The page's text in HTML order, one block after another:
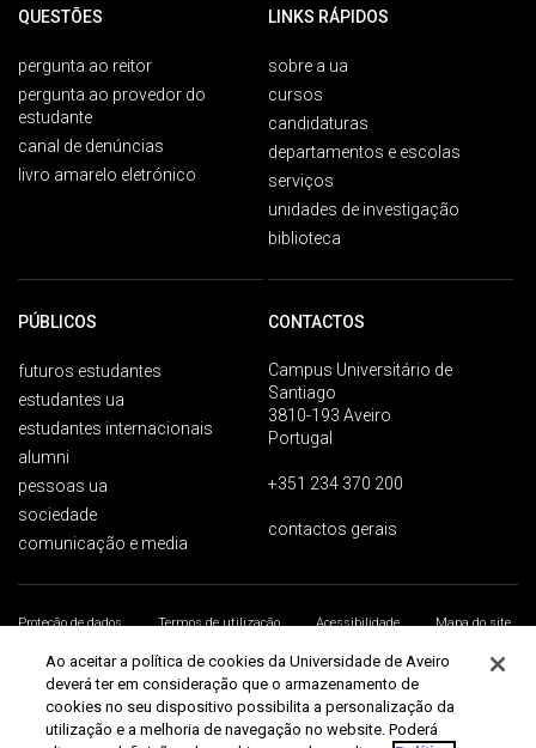
QUESTÕES
pergunta ao reitor
pergunta ao provedor do
estudante
canal de denúncias
livro amarelo eletrónico
LINKS RÁPIDOS
sobre a ua
cursos
candidaturas
departamentos e escolas
serviços
unidades de investigação
biblioteca
PÚBLICOS
futuros estudantes
estudantes ua
estudantes internacionais
alumni
pessoas ua
sociedade
comunicação e media
CONTACTOS
Campus Universitário de
Santiago
3810-193 Aveiro
Portugal
+351 234 370 200
contactos gerais
Proteção de dados Termos de utilização Acessibilidade
Mapa do site
Universidade de Aveiro 2026
Ao aceitar a política de cookies da Universidade de Aveiro
deverá ter em consideração que o armazenamento de
cookies no seu dispositivo possibilita a personalização da
utilização e a melhoria de navegação no website. Poderá